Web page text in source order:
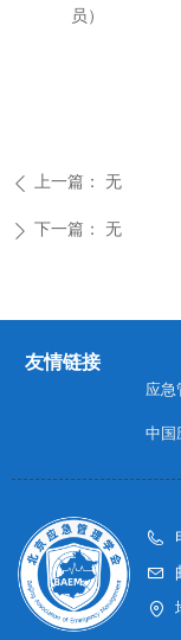
员）
ꄴ 上一篇： 无
ꄲ 下一篇： 无
友情链接
中国
应急